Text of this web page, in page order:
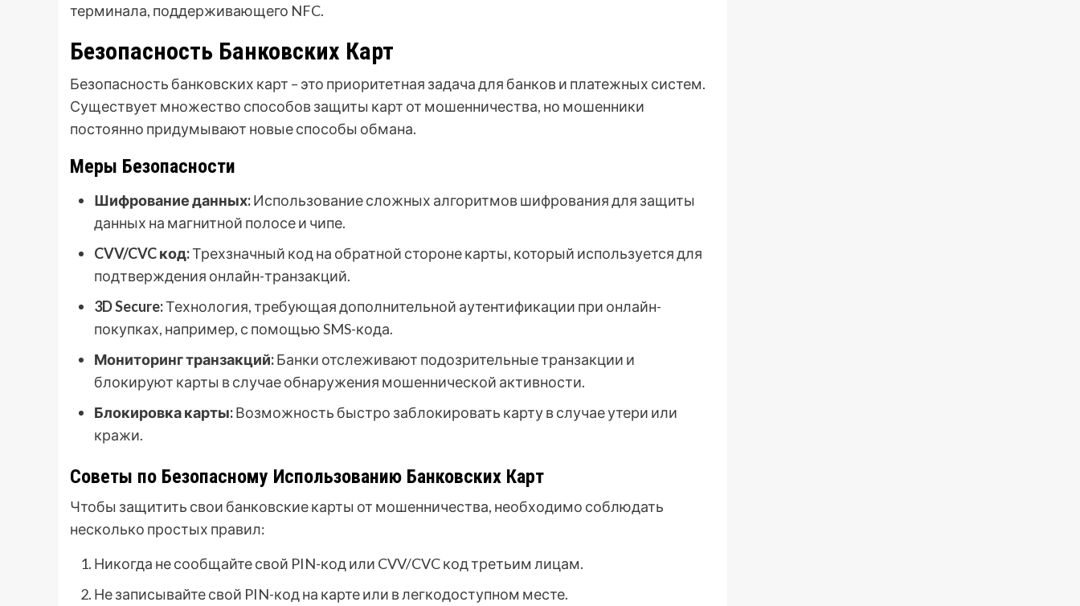
терминала, поддерживающего NFC.
Безопасность Банковских Карт
Безопасность банковских карт – это приоритетная задача для банков и платежных систем.
Существует множество способов защиты карт от мошенничества, но мошенники
постоянно придумывают новые способы обмана.
Меры Безопасности
Шифрование данных:Использование сложных алгоритмов шифрования для защиты
данных на магнитной полосе и чипе.
CVV/CVC код:Трехзначный код на обратной стороне карты, который используется для
подтверждения онлайн-транзакций.
3D Secure:Технология, требующая дополнительной аутентификации при онлайн-
покупках, например, с помощью SMS-кода.
Мониторинг транзакций:Банки отслеживают подозрительные транзакции и
блокируют карты в случае обнаружения мошеннической активности.
Блокировка карты:Возможность быстро заблокировать карту в случае утери или
кражи.
Советы по Безопасному Использованию Банковских Карт
Чтобы защитить свои банковские карты от мошенничества, необходимо соблюдать
несколько простых правил:
Никогда не сообщайте свой PIN-код или CVV/CVC код третьим лицам.
Не записывайте свой PIN-код на карте или в легкодоступном месте.